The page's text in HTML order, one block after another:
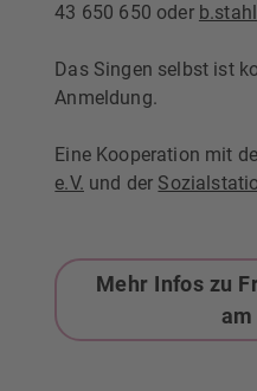
43 650 650 oder
Das Singen selbst ist
Anmeldung.
Eine Kooperation mit
e.V. und der
Mehr Infos zu